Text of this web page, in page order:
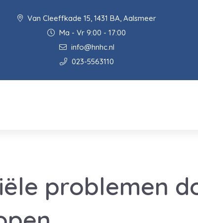
Van Cleeffkade 15, 1431 BA, Aalsmeer
Ma - Vr 9:00 - 17:00
info@hnhc.nl
023-5563110
problemen